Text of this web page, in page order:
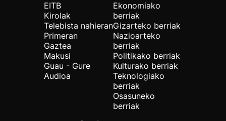
EITB
Kirolak
Telebista nahieran
Primeran
Gaztea
Makusi
Guau - Gure
Audioa
Ekonomiako
berriak
Gizarteko berriak
Nazioarteko
berriak
Politikako berriak
Kulturako berriak
Teknologiako
berriak
Osasuneko
berriak